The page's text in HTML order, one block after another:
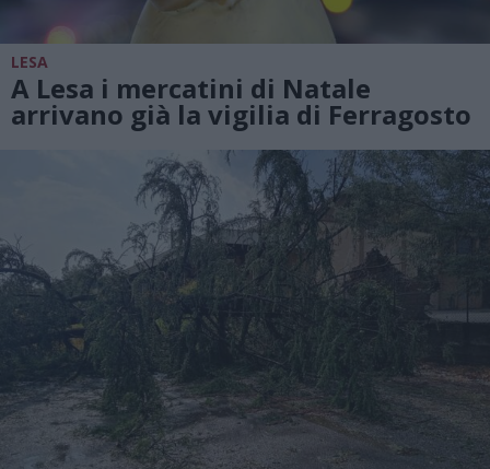
LESA
A Lesa i mercatini di Natale
arrivano già la vigilia di Ferragosto